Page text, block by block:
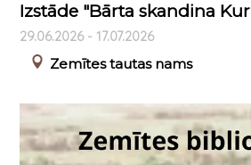
Izstāde "Bārta skandina
29.06.2026 - 17.07.2026
Zemītes tautas nams